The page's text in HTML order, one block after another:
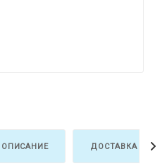
ОПИСАНИЕ ДОСТАВКА И